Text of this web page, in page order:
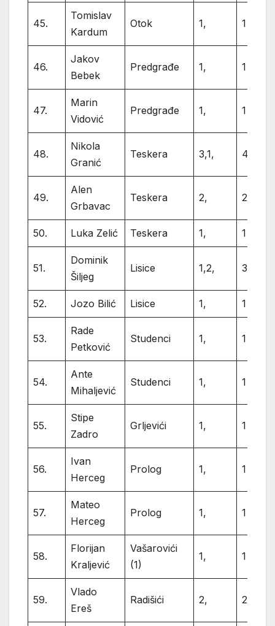
45.
Tomislav
Kardum
Otok 1, 1
46.
Jakov
Bebek
Predgrađe 1, 1
47.
Marin
Vidović
Predgrađe 1, 1
48.
Nikola
Granić
Teskera 3,1, 4
49.
Alen
Grbavac
Teskera 2, 2
50. Luka Zelić Teskera 1, 1
51.
Dominik
Šiljeg
Lisice 1,2, 3
52. Jozo Bilić Lisice 1, 1
53.
Rade
Petković
Studenci 1, 1
54.
Ante
Mihaljević
Studenci 1, 1
55.
Stipe
Zadro
Grljevići 1, 1
56.
Ivan
Herceg
Prolog 1, 1
57.
Mateo
Herceg
Prolog 1, 1
58.
Florijan
Kraljević
Vašarovići
(1)
1, 1
59.
Vlado
Ereš
Radišići 2, 2